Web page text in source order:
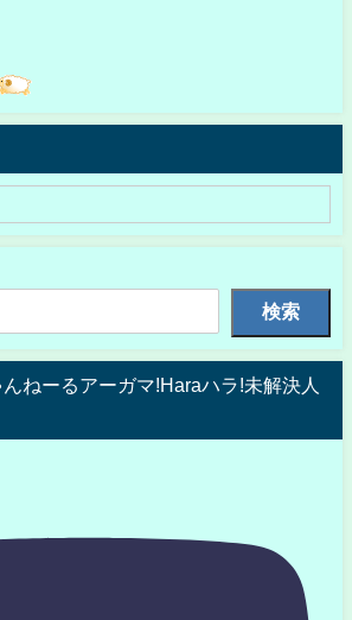
検索
ねーるアーガマ!Haraハラ!未解決人